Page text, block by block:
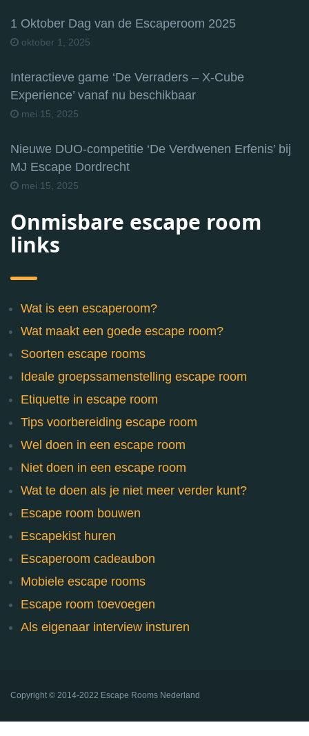
1 Oktober Dag van de Escaperoom 2025
oktober 1, 2025
Interactieve game ‘De Verraders – X-Cube
Experience’ vanaf nu beschikbaar
mei 15, 2025
Nieuwe DUO-competitie ‘De Verdwenen Erfenis’ bij
MJ Escape Dordrecht
mei 15, 2025
Onmisbare escape room
links
Wat is een escaperoom?
Wat maakt een goede escape room?
Soorten escape rooms
Ideale groepssamenstelling escape room
Etiquette in escape room
Tips voorbereiding escape room
Wel doen in een escape room
Niet doen in een escape room
Wat te doen als je niet meer verder kunt?
Escape room bouwen
Escapekist huren
Escaperoom cadeaubon
Mobiele escape rooms
Escape room toevoegen
Als eigenaar interview insturen
Copyright © 2014-2022 Escape Rooms Nederland